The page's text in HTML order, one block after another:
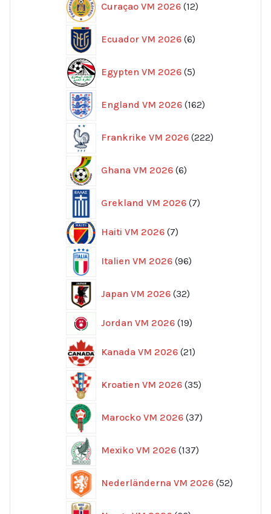
Curaçao VM 2026 12
produkter
Ecuador VM 2026 6
produkter
Egypten VM 2026 5
produkter
England VM 2026 162
produkter
Frankrike VM 2026 222
produkter
Ghana VM 2026 6
produkter
Grekland VM 2026 7
produkter
Haiti VM 2026 77
Italien VM 2026 96
produkter
Japan VM 2026 32
produkter
Jordan VM 2026 1919
Kanada VM 2026 21
produkter
Kroatien VM 2026 35
produkter
Marocko VM 2026 37
produkter
Mexiko VM 2026 137
produkter
Nederländerna VM 2026 52